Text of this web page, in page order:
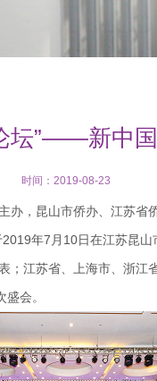
坛”——新中
时间：2019-08-23
办，昆山市侨办、江苏省
年7月10日在江苏昆
；江苏省、上海市、浙江
会。